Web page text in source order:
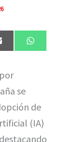
Compartir
en
E
m
l
Compartir
en
W
h
se
de
(IA)